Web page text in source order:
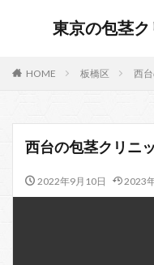
東京の包茎
HOME 板橋区 西
西台の包茎クリニ
2022年9月10日 2023